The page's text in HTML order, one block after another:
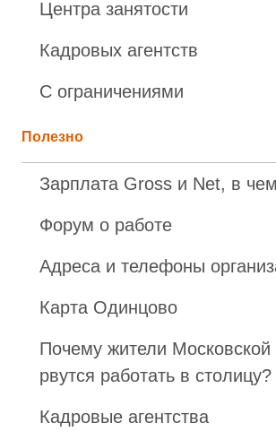
Центра занятости
Кадровых агентств
С ограничениями
Полезно
Зарплата Gross и Net, в
Форум о работе
Адреса и телефоны
Карта Одинцово
Почему жители Московской
рвутся работать в столицу?
Кадровые агентства